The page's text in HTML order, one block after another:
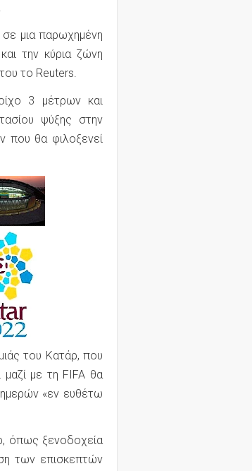
μια παρωχημένη
την κύρια ζώνη
το Reuters.
3 μέτρων και
ψύξης στην
που θα φιλοξενεί
του Κατάρ, που
με τη FIFA θα
«εν ευθέτω
όπως ξενοδοχεία
των επισκεπτών